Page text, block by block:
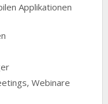
Applikationen
Webinare